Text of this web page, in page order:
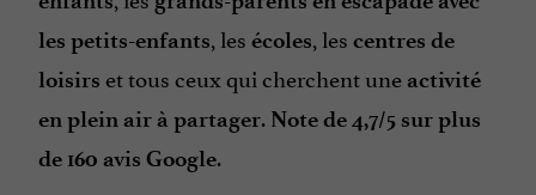
les petits-enfants, les écoles, les centres de
loisirs et tous ceux qui cherchent une activité
en plein air à partager. Note de 4,7/5 sur plus
de 160 avis Google.